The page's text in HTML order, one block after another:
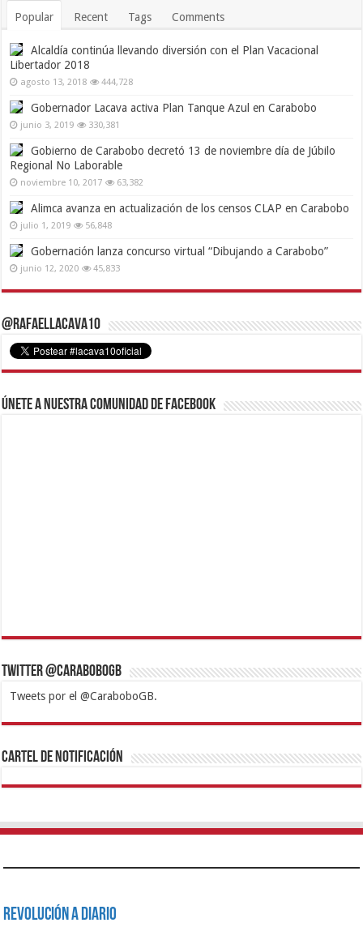
Popular Recent Tags Comments
Alcaldía continúa llevando diversión con el Plan Vacacional
Libertador 2018
agosto 13, 2018 444,728
Gobernador Lacava activa Plan Tanque Azul en Carabobo
junio 3, 2019 330,381
Gobierno de Carabobo decretó 13 de noviembre día de Júbilo
Regional No Laborable
noviembre 10, 2017 63,382
Alimca avanza en actualización de los censos CLAP en Carabobo
julio 1, 2019 56,848
Gobernación lanza concurso virtual “Dibujando a Carabobo”
junio 12, 2020 45,833
@RafaelLacava10
Únete a nuestra comunidad de Facebook
Twitter @CaraboboGB
Tweets por el @CaraboboGB.
1xbetBetturkeyBetistKralbetSupertotobetTipobetMatadorbetMariobet
https://mvbcasino.com/
Cartel de Notificación
Revolución a Diario